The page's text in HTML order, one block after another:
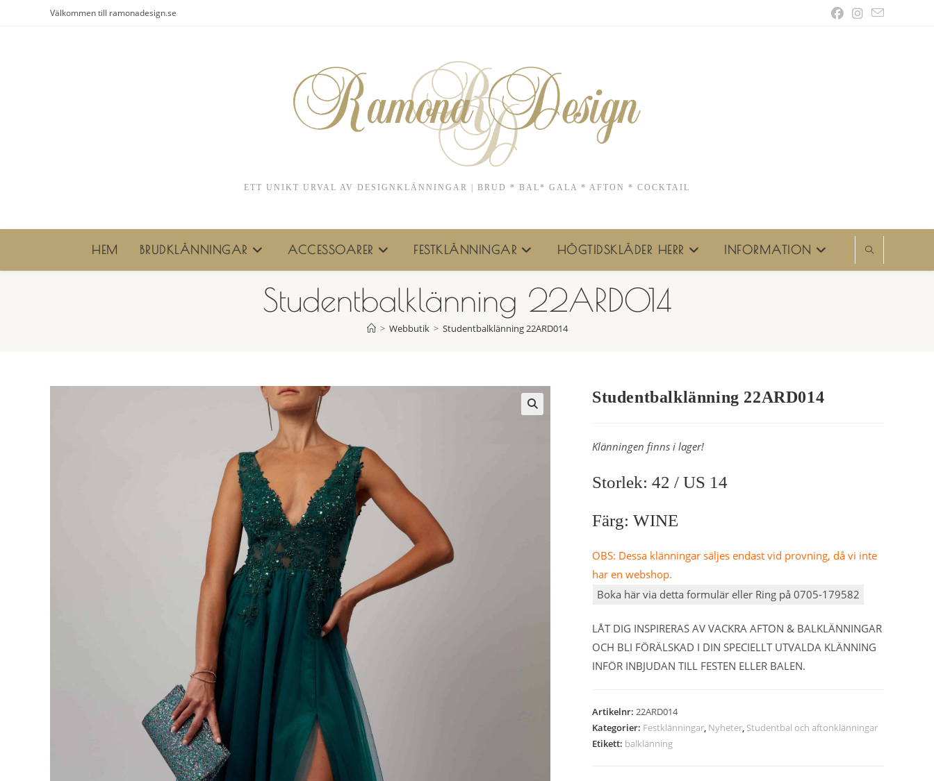
Välkommen till ramonadesign.se
ETT UNIKT URVAL AV DESIGNKLÄNNINGAR | BRUD * BAL* GALA * AFTON * COCKTAIL
HEM BRUDKLÄNNINGAR ACCESSOARER FESTKLÄNNINGAR HÖGTIDSKLÄDER HERR INFORMATION
Studentbalklänning 22ARD014
> Webbutik > Studentbalklänning 22ARD014
Studentbalklänning 22ARD014
Klänningen finns i lager!
Storlek: 42 / US 14
Färg: WINE
OBS: Dessa klänningar säljes endast vid provning, då vi inte
har en webshop.
Boka här via detta formulär eller Ring på 0705-179582
LÅT DIG INSPIRERAS AV VACKRA AFTON & BALKLÄNNINGAR
OCH BLI FÖRÄLSKAD I DIN SPECIELLT UTVALDA KLÄNNING
INFÖR INBJUDAN TILL FESTEN ELLER BALEN.
Artikelnr: 22ARD014
Kategorier: Festklänningar, Nyheter, Studentbal och aftonklänningar
Etikett: balklänning